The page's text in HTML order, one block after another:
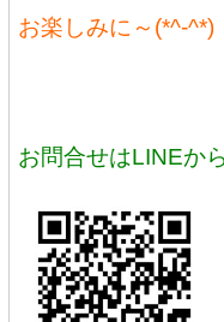
お楽しみに～(*^-^*)
お問合せはLINEか